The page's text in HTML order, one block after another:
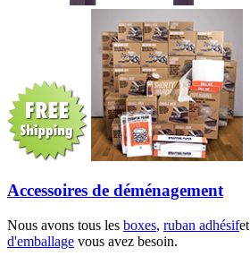
Accessoires de déménagement
Nous avons tous les boxes, ruban adhésifet
d'emballage vous avez besoin.